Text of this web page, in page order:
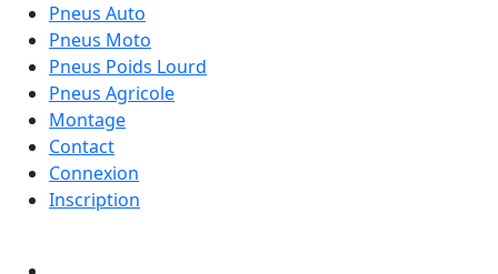
Pneus Auto
Pneus Moto
Pneus Poids Lourd
Pneus Agricole
Montage
Contact
Connexion
Inscription